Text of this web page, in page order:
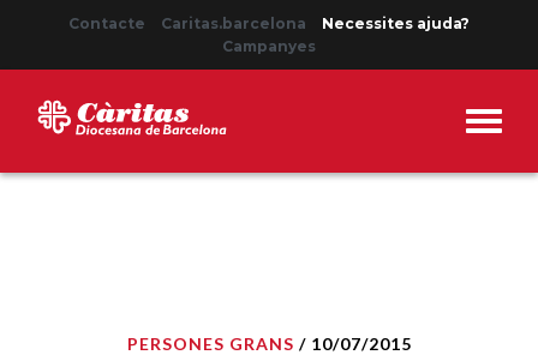
Contacte Caritas.barcelona
Necessites ajuda?
Campanyes
PERSONES GRANS / 10/07/2015